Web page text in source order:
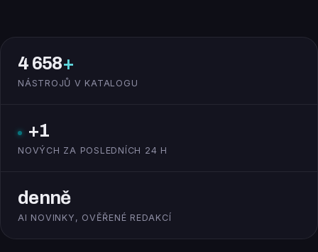
4 658+
NÁSTROJŮ V KATALOGU
+1
NOVÝCH ZA POSLEDNÍCH 24 H
denně
AI NOVINKY, OVĚŘENÉ REDAKCÍ